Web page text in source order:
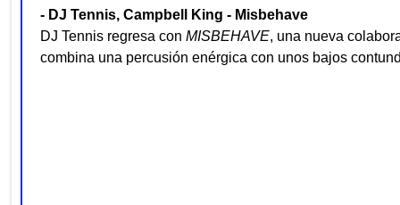
- DJ Tennis, Campbell King - Misbehave
DJ Tennis regresa con MISBEHAVE, una nueva
combina una percusión enérgica con unos bajos